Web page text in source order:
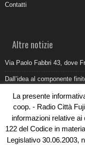
Contatti
Altre notizie
Via Paolo Fabbri 43, dove
Dall’idea al componente
Belvedere Marittimo e il
Come organizzare e
Umidità di risalita in casa,
La presente
coop. - Radio Città
informazioni relative
122 del Codice in
Legislativo 30.06.2003,